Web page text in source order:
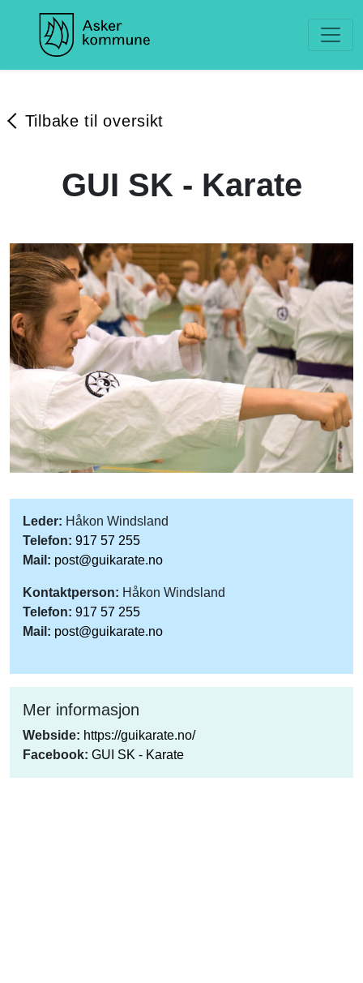
Tilbake til oversikt
GUI SK - Karate
Leder: Håkon Windsland
Telefon: 917 57 255
Mail: post@guikarate.no
Kontaktperson: Håkon Windsland
Telefon: 917 57 255
Mail: post@guikarate.no
Mer informasjon
Webside: https://guikarate.no/
Facebook: GUI SK - Karate